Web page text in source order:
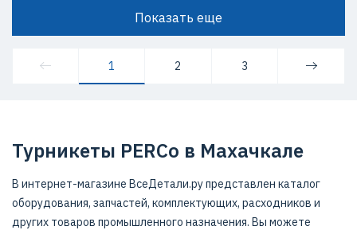
Показать еще
1 2 3
Турникеты PERCo в Махачкале
В интернет-магазине ВсеДетали.ру представлен каталог
оборудования, запчастей, комплектующих, расходников и
других товаров промышленного назначения. Вы можете